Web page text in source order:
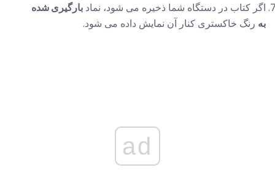
اگر کتاب در دستگاه شما ذخیره می شود، نماد بارگیری شده
به رنگ خاکستری کنار آن نمایش داده می شود.
ad